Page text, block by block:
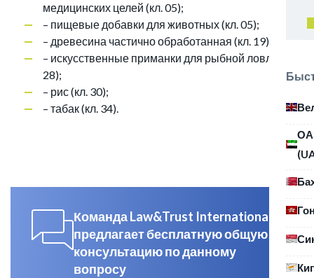
медицинских целей (кл. 05);
– пищевые добавки для животных (кл. 05);
– древесина частично обработанная (кл. 19);
– искусственные приманки для рыбной ловли (кл.
28);
– рис (кл. 30);
– табак (кл. 34).
Команда Law&Trust International
предлагает бесплатную общую
консультацию по данному
вопросу